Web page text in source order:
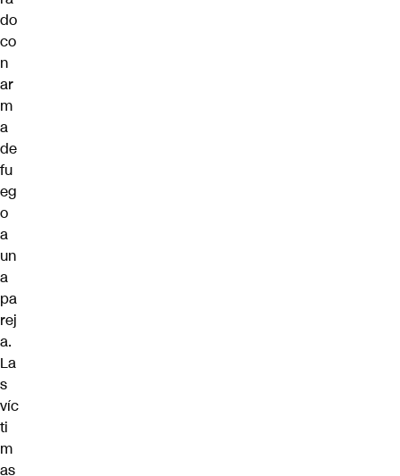
do
co
n
ar
m
a
de
fu
eg
o
a
un
a
pa
rej
a.
La
s
víc
ti
m
as